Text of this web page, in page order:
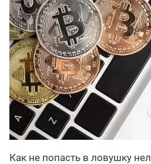
Как не попасть в ловушку